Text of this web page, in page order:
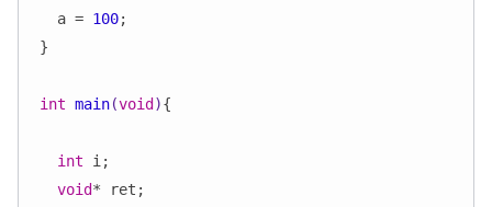
  a =
100;
}
int main(void ){
int i;
void* ret;